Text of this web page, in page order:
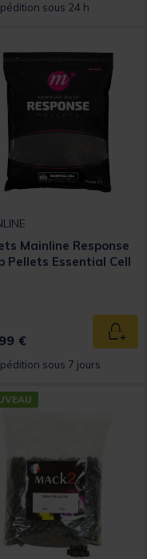
sous 24 h
Mainline Response
Pellets Essential Cell
99 €
sous 7 jours